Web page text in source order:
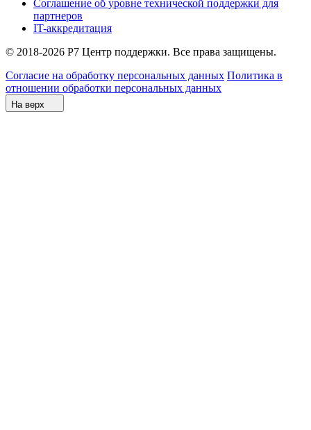
Соглашение об уровне технической поддержки для
партнеров
IT-аккредитация
© 2018-2026 Р7 Центр поддержки. Все права защищены.
Согласие на обработку персональных данных Политика в
отношении обработки персональных данных
На верх